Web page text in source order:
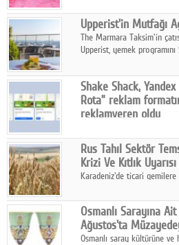
ürünleriyle hem yurt içinde
büyümesini sürdürüyor.
Upperist'in Mutfağı
The Marmara Taksim'in
Upperist, yemek
Shake Shack,
Rota” reklam
reklamveren oldu
artırmak amacıyla
Yandex Maps & Navi'nin
kullanan ilk marka oldu.
Rus Tahıl Sektör
Krizi Ve Kıtlık Uyarısı
Karadeniz'de ticari
geçirdi.
Osmanlı Sarayına
Ağustos'ta
Osmanlı saray kültürüne ve